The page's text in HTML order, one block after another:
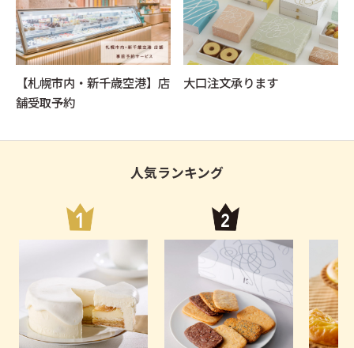
【札幌市内・新千歳空港】店
舗受取予約
大口注文承ります
人気ランキング